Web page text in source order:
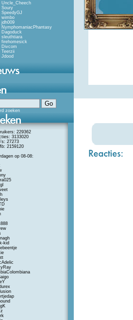
Uncle_Cheech
Soury
SpeedyGJ
wimbo
jdh009
NymphomaniacPhantasy
Dagoduck
sleuthtiara
firehomesick
Divcom
Teerzii
Jdood
zoeken
229362
3133020
27273
2159120
op 08-08:
kid